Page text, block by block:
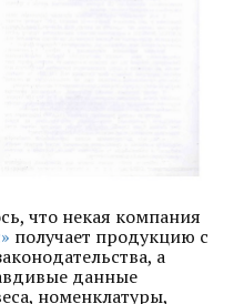
что некая компания
получает продукцию с
а
данные
номенклатуры,